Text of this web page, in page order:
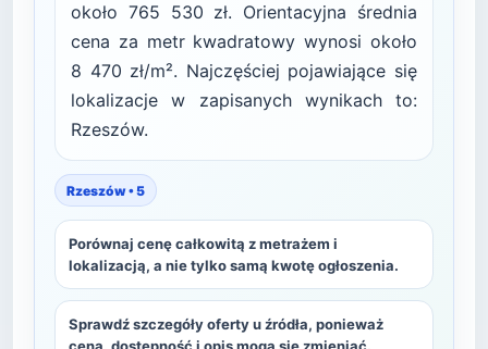
około 765 530 zł. Orientacyjna średnia
cena za metr kwadratowy wynosi około
8 470 zł/m². Najczęściej pojawiające się
lokalizacje w zapisanych wynikach to:
Rzeszów.
Rzeszów • 5
Porównaj cenę całkowitą z metrażem i
lokalizacją, a nie tylko samą kwotę ogłoszenia.
Sprawdź szczegóły oferty u źródła, ponieważ